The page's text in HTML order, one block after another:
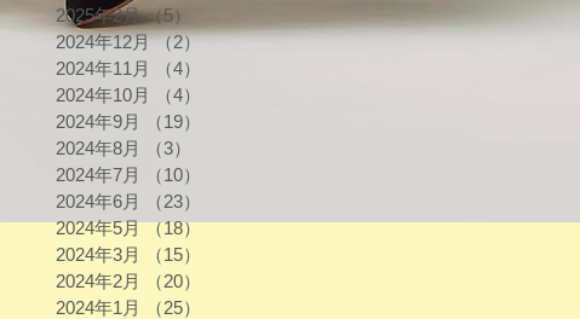
2025年2月 （5）
2024年12月 （2）2件の記事
2024年11月
（4）
2024年10月
（4）
2024年9月
（19）
2024年8月
（3）
2024年7月
（10）
2024年6月
（23）
2024年5月 （18）18件の記事
2024年3月
（15）
2024年2月
（20）
2024年1月
（25）